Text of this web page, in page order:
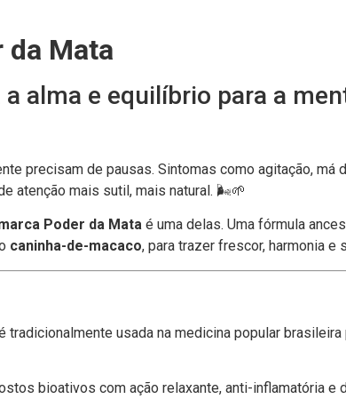
da Mata
alma e equilíbrio para a
precisam de pausas. Sintomas como agitação,
atenção mais sutil, mais natural. 🌬️🌱
Poder da Mata é uma delas. Uma fórmula
caninha-de-macaco, para trazer frescor, harmonia e
usada na medicina popular brasileira
bioativos com ação relaxante, anti-inflamatória e